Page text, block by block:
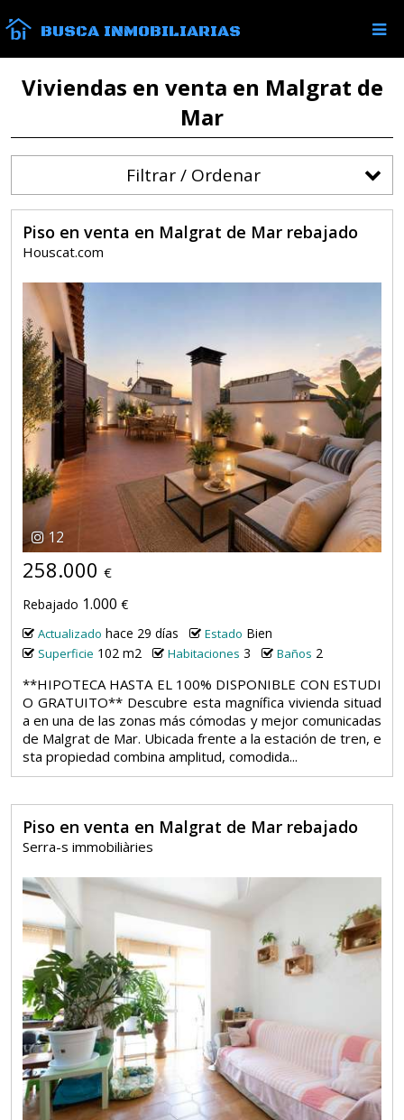
BUSCA INMOBILIARIAS
Viviendas en venta en Malgrat de
Mar
Filtrar / Ordenar
Piso en venta en Malgrat de Mar rebajado
Houscat.com
12
258.000 €
Rebajado 1.000 €
Actualizado hace 29 días Estado Bien
Superficie 102 m2 Habitaciones 3 Baños 2
**HIPOTECA HASTA EL 100% DISPONIBLE CON ESTUDI
O GRATUITO** Descubre esta magnífica vivienda situad
a en una de las zonas más cómodas y mejor comunicadas
de Malgrat de Mar. Ubicada frente a la estación de tren, e
sta propiedad combina amplitud, comodida...
Piso en venta en Malgrat de Mar rebajado
Serra-s immobiliàries